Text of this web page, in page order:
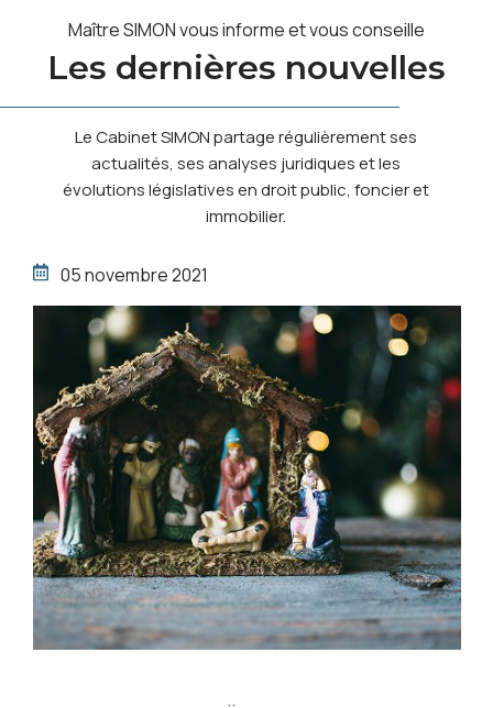
Maître SIMON vous informe et vous conseille
Les dernières nouvelles
Le Cabinet SIMON partage régulièrement ses
actualités, ses analyses juridiques et les
évolutions législatives en droit public, foncier et
immobilier.
05 novembre 2021